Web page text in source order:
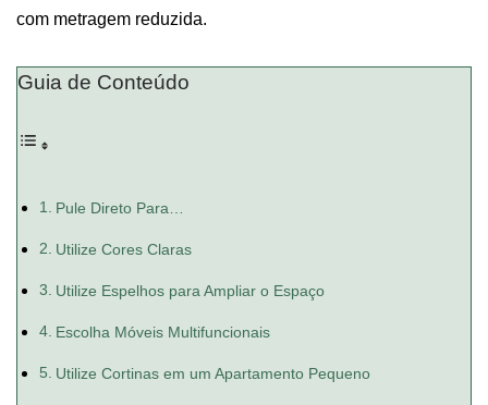
com metragem reduzida.
Guia de Conteúdo
Pule Direto Para…
Utilize Cores Claras
Utilize Espelhos para Ampliar o Espaço
Escolha Móveis Multifuncionais
Utilize Cortinas em um Apartamento Pequeno